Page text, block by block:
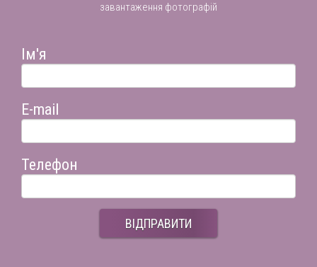
завантаження фотографій
Ім'я
E-mail
Телефон
ВІДПРАВИТИ